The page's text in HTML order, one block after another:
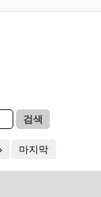
검색
마지막